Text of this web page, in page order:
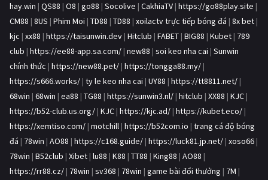
hay.win | QS88 | O8 | go88 | Socolive | CakhiaTV | https://go88play.site |
CM88 | 8US | Phim Moi | TD88 | TD88 | xoilactv trực tiếp bóng đá | 8x bet |
kjc | xx88 | https://taisunwin.dev | Hitclub | FABET | BIG88 | Kubet | 789
club | https://ee88-app.sa.com/ | new88 | soi keo nha cai | Sunwin
chính thức | https://new88.pet/ | https://tongga88.my/ |
https://s666.works/ | ty le keo nha cai | UY88 | https://tt8811.net/ |
68win | 68win | ea88 | TG88 | https://sunwin3.nl/ | hitclub | XX88 | KJC |
https://b52-club.us.org/ | KJC | https://kjc.ad/ | https://kubet.eco/ |
https://xemtiso.com/ | motchill | https://b52com.io | trang cá độ bóng
đá | 78win | AO88 | https://c168.guide/ | https://luck81.jp.net/ | xoso66 |
78win | B52club | Xibet | lu88 | K88 | TT88 | King88 | AO88 |
https://rr88.cz/ | 78win | sv368 | 78win | game bài đổi thưởng | 7M |